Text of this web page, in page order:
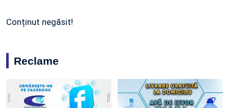
Conținut negăsit!
Reclame